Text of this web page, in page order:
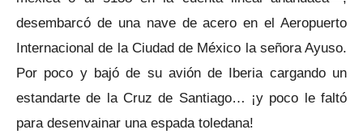
desembarcó de una nave de acero en el Aeropuerto
Internacional de la Ciudad de México la señora Ayuso.
Por poco y bajó de su avión de Iberia cargando un
estandarte de la Cruz de Santiago… ¡y poco le faltó
para desenvainar una espada toledana!